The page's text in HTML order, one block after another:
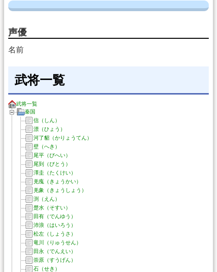
声優
名前
武将一覧
武将一覧
秦国
信（しん）
漂（ひょう）
河了貂（かりょうてん）
壁（へき）
尾平（びへい）
尾到（びとう）
澤圭（たくけい）
羌瘣（きょうかい）
羌象（きょうしょう）
渕（えん）
楚水（そすい）
田有（でんゆう）
沛浪（はいろう）
松左（しょうさ）
竜川（りゅうせん）
田永（でんえい）
崇原（すうげん）
石（せき）